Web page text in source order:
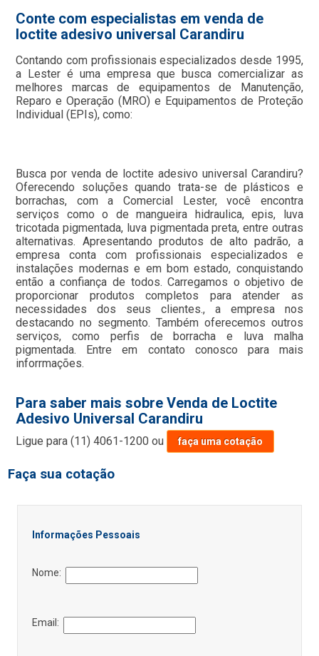
Conte com especialistas em venda de
loctite adesivo universal Carandiru
Contando com profissionais especializados desde 1995,
a Lester é uma empresa que busca comercializar as
melhores marcas de equipamentos de Manutenção,
Reparo e Operação (MRO) e Equipamentos de Proteção
Individual (EPIs), como:
Busca por venda de loctite adesivo universal Carandiru?
Oferecendo soluções quando trata-se de plásticos e
borrachas, com a Comercial Lester, você encontra
serviços como o de mangueira hidraulica, epis, luva
tricotada pigmentada, luva pigmentada preta, entre outras
alternativas. Apresentando produtos de alto padrão, a
empresa conta com profissionais especializados e
instalações modernas e em bom estado, conquistando
então a confiança de todos. Carregamos o objetivo de
proporcionar produtos completos para atender as
necessidades dos seus clientes., a empresa nos
destacando no segmento. Também oferecemos outros
serviços, como perfis de borracha e luva malha
pigmentada. Entre em contato conosco para mais
inforrmações.
Para saber mais sobre Venda de Loctite
Adesivo Universal Carandiru
Ligue para(11) 4061-1200 ou faça uma cotação
Faça sua cotação
Informações Pessoais
Nome:
Email: